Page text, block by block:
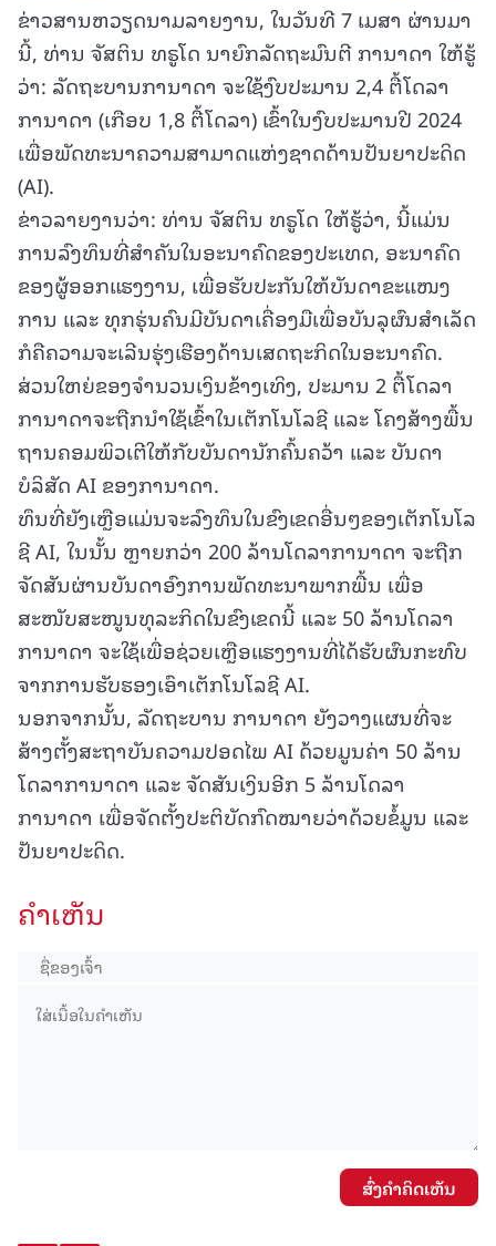
ຂ່າວສານຫວຽດນາມລາຍງານ, ໃນວັນທີ 7 ເມສາ ຜ່ານມາ
ນີ້, ທ່ານ ຈັສຕິນ ທຣູໂດ ນາຍົກລັດຖະມົນຕີ ການາດາ ໃຫ້ຮູ້
ວ່າ: ລັດຖະບານການາດາ ຈະໃຊ້ງົບປະມານ 2,4 ຕື້ໂດລາ
ການາດາ (ເກືອບ 1,8 ຕື້ໂດລາ) ເຂົ້າໃນງົບປະມານປີ 2024
ເພື່ອພັດທະນາຄວາມສາມາດແຫ່ງຊາດດ້ານປັນຍາປະດິດ
(AI).
ຂ່າວລາຍງານວ່າ: ທ່ານ ຈັສຕິນ ທຣູໂດ ໃຫ້ຮູ້ວ່າ, ນີ້ແມ່ນ
ການລົງທຶນທີ່ສຳຄັນໃນອະນາຄົດຂອງປະເທດ, ອະນາຄົດ
ຂອງຜູ້ອອກແຮງງານ, ເພື່ອຮັບປະກັນໃຫ້ບັນດາຂະແໜງ
ການ ແລະ ທຸກຮຸ່ນຄົນມີບັນດາເຄື່ອງມືເພື່ອບັນລຸຜົນສຳເລັດ
ກໍຄືຄວາມຈະເລີນຮຸ່ງເຮືອງດ້ານເສດຖະກິດໃນອະນາຄົດ.
ສ່ວນໃຫຍ່ຂອງຈໍານວນເງິນຂ້າງເທິງ, ປະມານ 2 ຕື້ໂດລາ
ການາດາຈະຖືກນຳໃຊ້ເຂົ້າໃນເຕັກໂນໂລຊີ ແລະ ໂຄງສ້າງພື້ນ
ຖານຄອມພິວເຕີໃຫ້ກັບບັນດານັກຄົ້ນຄວ້າ ແລະ ບັນດາ
ບໍລິສັດ AI ຂອງການາດາ.
ທຶນທີ່ຍັງເຫຼືອແມ່ນຈະລົງທຶນໃນຂົງເຂດອື່ນໆຂອງເຕັກໂນໂລ
ຊີ AI, ໃນນັ້ນ ຫຼາຍກວ່າ 200 ລ້ານໂດລາການາດາ ຈະຖືກ
ຈັດສັນຜ່ານບັນດາອົງການພັດທະນາພາກພື້ນ ເພື່ອ
ສະໜັບສະໜູນທຸລະກິດໃນຂົງເຂດນີ້ ແລະ 50 ລ້ານໂດລາ
ການາດາ ຈະໃຊ້ເພື່ອຊ່ວຍເຫຼືອແຮງງານທີ່ໄດ້ຮັບຜົນກະທົບ
ຈາກການຮັບຮອງເອົາເຕັກໂນໂລຊີ AI.
ນອກຈາກນັ້ນ, ລັດຖະບານ ການາດາ ຍັງວາງແຜນທີ່ຈະ
ສ້າງຕັ້ງສະຖາບັນຄວາມປອດໄພ AI ດ້ວຍມູນຄ່າ 50 ລ້ານ
ໂດລາການາດາ ແລະ ຈັດສັນເງິນອີກ 5 ລ້ານໂດລາ
ການາດາ ເພື່ອຈັດຕັ້ງປະຕິບັດກົດໝາຍວ່າດ້ວຍຂໍ້ມູນ ແລະ
ປັນຍາປະດິດ.
ຄໍາເຫັນ
ສົ່ງຄໍາຄິດເຫັນ